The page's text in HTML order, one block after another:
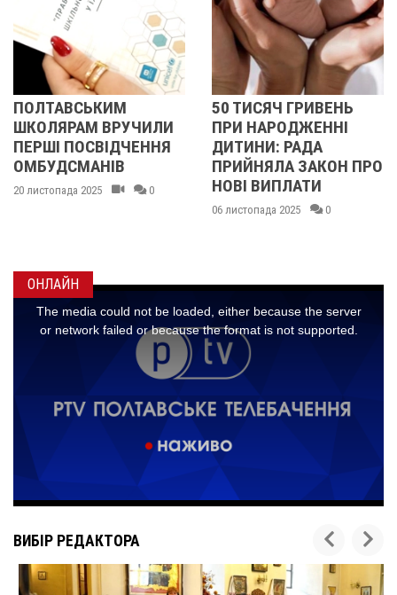
0
50 ТИСЯЧ ГРИВЕНЬ
ПРИ НАРОДЖЕННІ
ДИТИНИ: РАДА
ПРИЙНЯЛА ЗАКОН ПРО
НОВІ ВИПЛАТИ
0
У ПОЛТАВІ
СИРОТИ
«УКРАЇНСЬКІ
ОНЛАЙН
ВИБІР РЕДАКТОРА